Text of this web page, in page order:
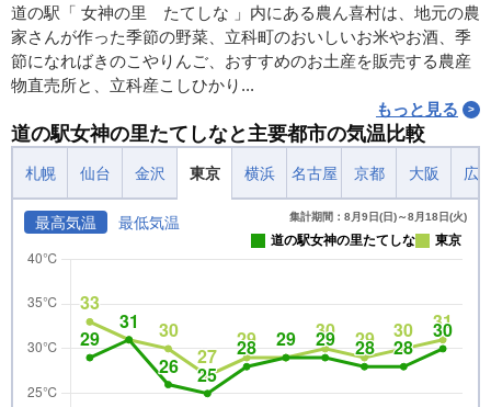
道の駅「 女神の里 たてしな 」内にある農ん喜村は、地元の農
家さんが作った季節の野菜、立科町のおいしいお米やお酒、季
節になればきのこやりんご、おすすめのお土産を販売する農産
物直売所と、立科産こしひかり...
もっと見る
道の駅女神の里たてしなと主要都市の気温比較
札幌 仙台 金沢 東京 横浜 名古屋 京都 大阪 広
最高気温 最低気温 集計期間：8月9日(日)～8月18日(火)
道の駅女神の里たてしな 東京